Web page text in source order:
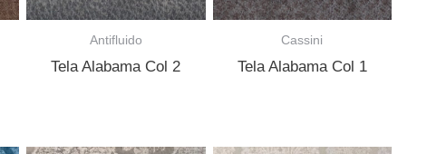
Antifluido
Tela Alabama Col 2
Cassini
Tela Alabama Col 1